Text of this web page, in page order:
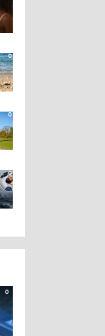
0
0
0
0